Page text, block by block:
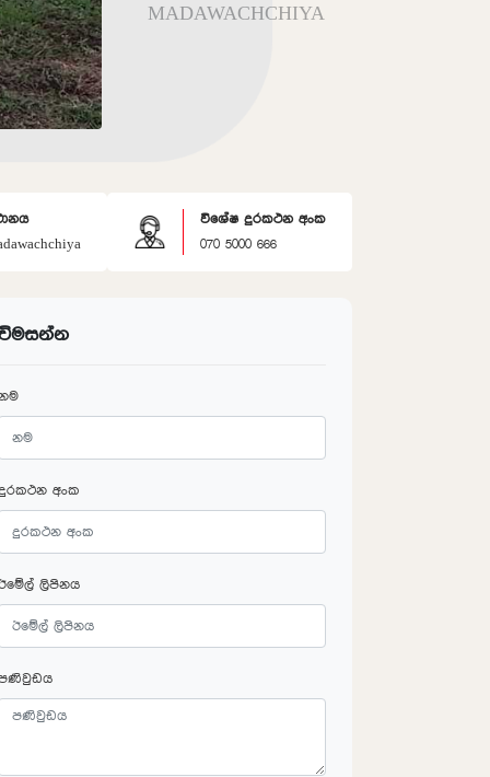
විශේෂ දුරකථන අංක
070 5000 666
අංක
ලිපිනය